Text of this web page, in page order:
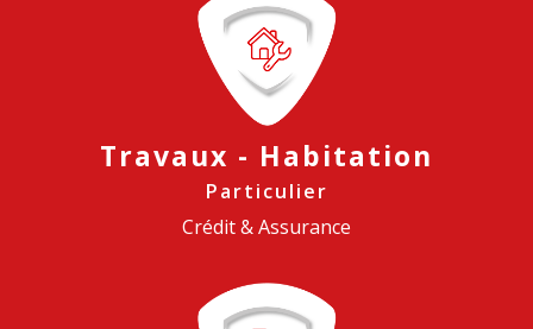
Travaux - Habitation
Particulier
Crédit & Assurance